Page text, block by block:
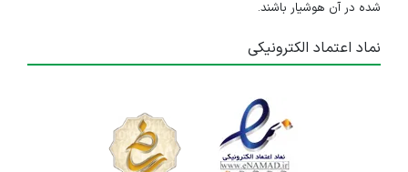
شده در آن هوشیار باشند.
نماد اعتماد الکترونیکی